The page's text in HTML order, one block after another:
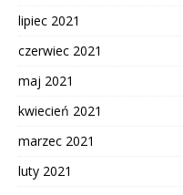
lipiec 2021
czerwiec 2021
maj 2021
kwiecień 2021
marzec 2021
luty 2021